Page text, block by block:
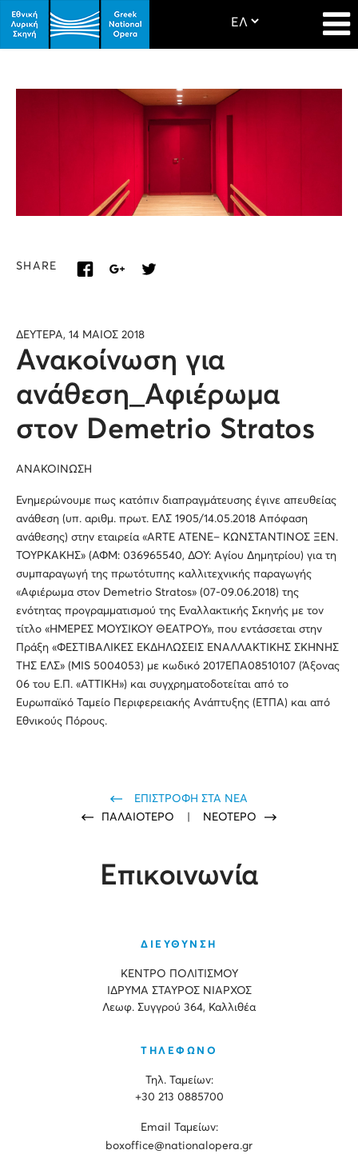
SHARE
ΔΕΥΤΕΡΑ, 14 ΜΑΙΟΣ 2018
Ανακοίνωση για
ανάθεση_Αφιέρωμα
στον Demetrio Stratos
ΑΝΑΚΟΙΝΩΣΗ
Ενημερώνουμε πως κατόπιν διαπραγμάτευσης έγινε απευθείας
ανάθεση (υπ. αριθμ. πρωτ. ΕΛΣ 1905/14.05.2018 Απόφαση
ανάθεσης) στην εταιρεία «ARTE ATENE– ΚΩΝΣΤΑΝΤΙΝΟΣ ΞΕΝ.
ΤΟΥΡΚΑΚΗΣ» (ΑΦΜ: 036965540, ΔΟΥ: Αγίου Δημητρίου) για τη
συμπαραγωγή της πρωτότυπης καλλιτεχνικής παραγωγής
«Αφιέρωμα στον Demetrio Stratos» (07-09.06.2018) της
ενότητας προγραμματισμού της Εναλλακτικής Σκηνής με τον
τίτλο «ΗΜΕΡΕΣ ΜΟΥΣΙΚΟΥ ΘΕΑΤΡΟΥ», που εντάσσεται στην
Πράξη «ΦΕΣΤΙΒΑΛΙΚΕΣ ΕΚΔΗΛΩΣΕΙΣ ΕΝΑΛΛΑΚΤΙΚΗΣ ΣΚΗΝΗΣ
ΤΗΣ ΕΛΣ» (MIS 5004053) με κωδικό 2017ΕΠΑ08510107 (Άξονας
06 του Ε.Π. «ΑΤΤΙΚΗ») και συγχρηματοδοτείται από το
Ευρωπαϊκό Ταμείο Περιφερειακής Ανάπτυξης (ΕΤΠΑ) και από
Εθνικούς Πόρους.
ΕΠΙΣΤΡΟΦΗ ΣΤΑ ΝΕΑ
ΠΑΛΑΙΟΤΕΡΟ
ΝΕΟΤΕΡΟ
Επικοινωνία
ΔΙΕΥΘΥΝΣΗ
ΚΕΝΤΡΟ ΠΟΛΙΤΙΣΜΟΥ
ΙΔΡΥΜΑ ΣΤΑΥΡΟΣ ΝΙΑΡΧΟΣ
Λεωφ. Συγγρού 364, Καλλιθέα
ΤΗΛΕΦΩΝΟ
Τηλ. Ταμείων:
+30 213 0885700
Εmail Ταμείων:
boxoffice@nationalopera.gr